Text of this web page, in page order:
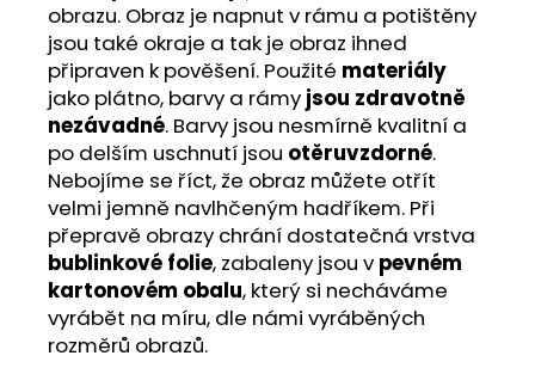
obrazu. Obraz je napnut v rámu a potištěny
jsou také okraje a tak je obraz ihned
připraven k pověšení. Použité materiály
jako plátno, barvy a rámy jsou zdravotně
nezávadné. Barvy jsou nesmírně kvalitní a
po delším uschnutí jsou otěruvzdorné.
Nebojíme se říct, že obraz můžete otřít
velmi jemně navlhčeným hadříkem. Při
přepravě obrazy chrání dostatečná vrstva
bublinkové folie, zabaleny jsou v pevném
kartonovém obalu, který si necháváme
vyrábět na míru, dle námi vyráběných
rozměrů obrazů.